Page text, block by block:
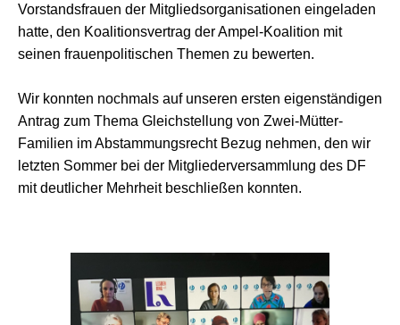
Vorstandsfrauen der Mitgliedsorganisationen eingeladen
hatte, den Koalitionsvertrag der Ampel-Koalition mit
seinen frauenpolitischen Themen zu bewerten.
Wir konnten nochmals auf unseren ersten eigenständigen
Antrag zum Thema Gleichstellung von Zwei-Mütter-
Familien im Abstammungsrecht Bezug nehmen, den wir
letzten Sommer bei der Mitgliederversammlung des DF
mit deutlicher Mehrheit beschließen konnten.